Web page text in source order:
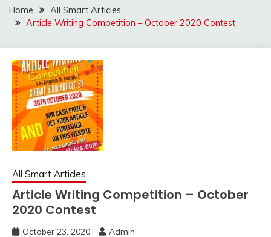
Home
All Smart Articles
Article Writing Competition – October 2020 Contest
All Smart Articles
Article Writing Competition – October
2020 Contest
October 23, 2020 Admin